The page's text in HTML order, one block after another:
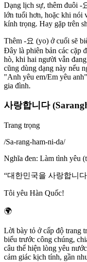
Dạng lịch sự, thêm đuôi -
lớn tuổi hơn, hoặc khi nói
kính trọng. Hay gặp trên
Thêm -요 (yo) ở cuối sẽ
Đây là phiên bản các cặp
hò, khi hai người vẫn
cũng dùng dạng này nếu
"Anh yêu em/Em yêu
gia đình.
사랑합니다
Trang trọng
/Sa-rang-ham-ni-da/
Nghĩa đen: Làm tình yêu
“대한민국을 사랑합니
Tôi yêu Hàn Quốc!
🌍
Lời bày tỏ ở cấp độ trang
biểu trước công chúng,
câu thể hiện lòng yêu
cảm giác kịch tính, gần